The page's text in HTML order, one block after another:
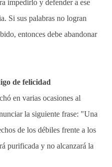
impedirlo y defender a ese
Si sus palabras no logran
entonces debe abandonar
de felicidad
en varias ocasiones al
la siguiente frase: "Una
de los débiles frente a los
purificada y no alcanzará la